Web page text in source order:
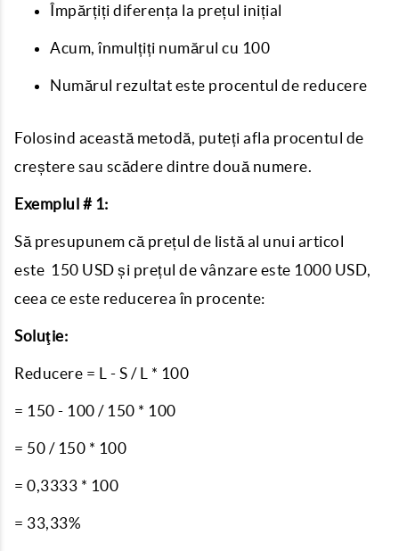
Împărțiți diferența la prețul inițial
Acum, înmulțiți numărul cu 100
Numărul rezultat este procentul de reducere
Folosind această metodă, puteți afla procentul de
creștere sau scădere dintre două numere.
Exemplul # 1:
Să presupunem că prețul de listă al unui articol
este 150 USD și prețul de vânzare este 1000 USD,
ceea ce este reducerea în procente:
Soluţie:
Reducere = L - S / L * 100
= 150 - 100 / 150 * 100
= 50 / 150 * 100
= 0,3333 * 100
= 33,33%